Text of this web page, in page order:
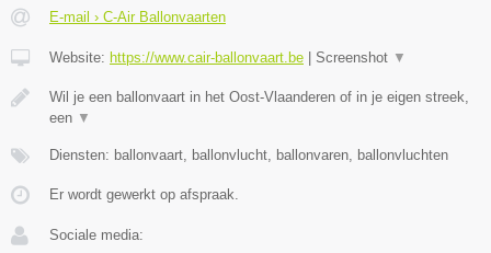
E-mail › C-Air Ballonvaarten
Website: https://www.cair-ballonvaart.be Screenshot ▼
Wil je een ballonvaart in het Oost-Vlaanderen of in je eigen streek,
een ▼
Diensten: ballonvaart, ballonvlucht, ballonvaren, ballonvluchten
Er wordt gewerkt op afspraak.
Sociale media: